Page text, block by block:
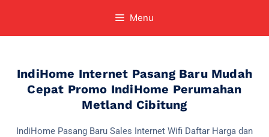
Menu
IndiHome Internet Pasang Baru Mudah
Cepat Promo IndiHome Perumahan
Metland Cibitung
IndiHome Pasang Baru Sales Internet Wifi Daftar Harga dan